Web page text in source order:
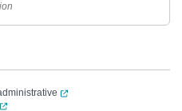
(ouverture dans un
(ouverture dans un nouvel onglet)